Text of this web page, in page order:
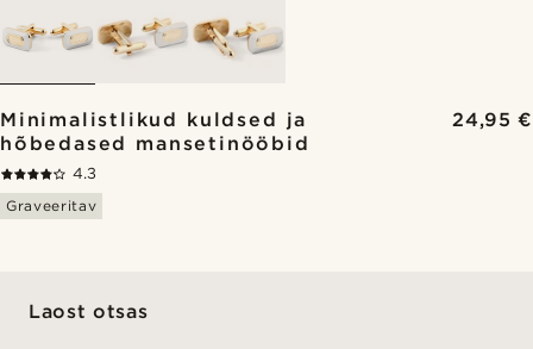
Minimalistlikud kuldsed ja
hõbedased mansetinööbid
24,95 €
4.3
Graveeritav
Laost otsas